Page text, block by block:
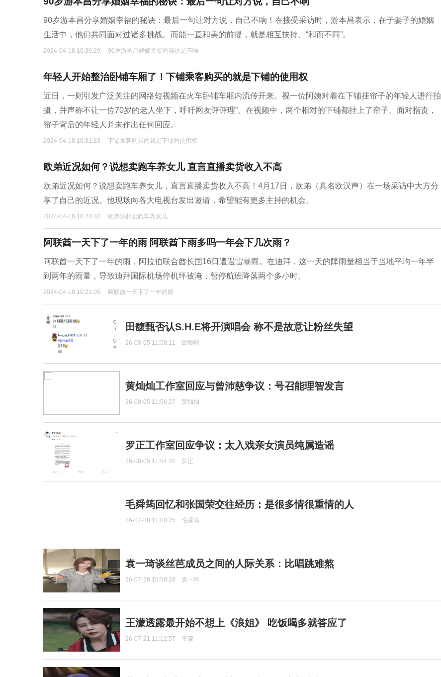
90岁游本昌分享婚姻幸福的秘诀：最后一句让对方说，自己不响！在接受采访时，游本昌表示，在于妻子的婚姻
生活中，他们共同面对过诸多挑战。而能一直和美的前提，就是相互扶持、“和而不同”。
2024-04-18 10:36:29 90岁游本昌婚姻幸福的秘诀是不响
年轻人开始整治卧铺车厢了！下铺乘客购买的就是下铺的使用权
​近日，一则引发广泛关注的网络短视频在火车卧铺车厢内流传开来。视一位阿姨对着在下铺挂帘子的年轻人进行拍
摄，并声称不让一位70岁的老人坐下，呼吁网友评评理”。在视频中，两个相对的下铺都挂上了帘子。面对指责，
帘子背后的年轻人并未作出任何回应。
2024-04-18 10:31:33 下铺乘客购买的就是下铺的使用权
欧弟近况如何？说想卖跑车养女儿 直言直播卖货收入不高
欧弟近况如何？说想卖跑车养女儿，直言直播卖货收入不高！4月17日，欧弟（真名欧汉声）在一场采访中大方分
享了自己的近况。他现场向各大电视台发出邀请，希望能有更多主持的机会。
2024-04-18 10:28:32 欧弟说想卖跑车养女儿
阿联酋一天下了一年的雨 阿联酋下雨多吗一年会下几次雨？
阿联酋一天下了一年的雨，阿拉伯联合酋长国16日遭遇雷暴雨。在迪拜，这一天的降雨量相当于当地平均一年半
到两年的雨量，导致迪拜国际机场停机坪被淹，暂停航班降落两个多小时。
2024-04-18 10:21:05 阿联酋一天下了一年的雨
田馥甄否认S.H.E将开演唱会 称不是故意让粉丝失望
26-08-05 11:58:11 田馥甄
黄灿灿工作室回应与曾沛慈争议：号召能理智发言
26-08-05 11:56:27 黄灿灿
罗正工作室回应争议：太入戏亲女演员纯属造谣
26-08-05 11:54:32 罗正
毛舜筠回忆和张国荣交往经历：是很多情很重情的人
26-07-28 11:00:25 毛舜筠
袁一琦谈丝芭成员之间的人际关系：比唱跳难熬
26-07-28 10:58:28 袁一琦
王濛透露最开始不想上《浪姐》 吃饭喝多就答应了
26-07-21 11:12:57 王濛